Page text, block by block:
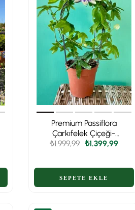
Premium Passiflora
Çarkıfelek Çiçeği-
Egzotik Rüya
₺1.399,99
₺1.999,99